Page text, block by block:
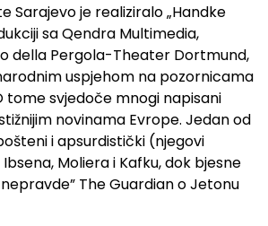
Sarajevo je realiziralo „Handke
sa Qendra Multimedia,
della Pergola-Theater Dortmund,
uspjehom na pozornicama
tome svjedoče mnogi napisani
novinama Evrope. Jedan od
i apsurdistički (njegovi
Moliera i Kafku, dok bjesne
The Guardian o Jetonu